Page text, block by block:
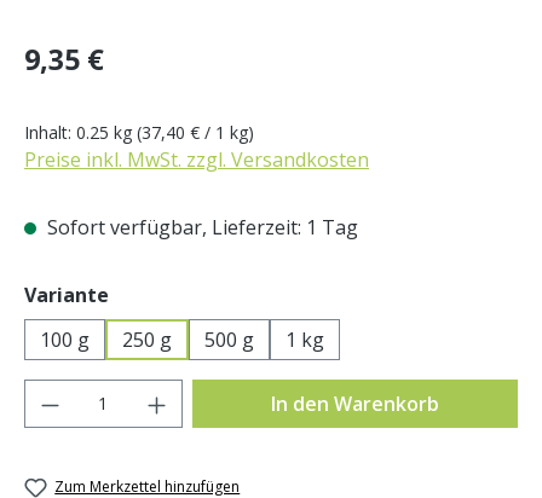
Regulärer Preis:
9,35 €
Inhalt: 0.25 kg (37,40 € / 1 kg)
Preise inkl. MwSt. zzgl. Versandkosten
Sofort verfügbar, Lieferzeit: 1 Tag
Variante
100 g
250 g 500 g 1 kg
Produkt Anzahl: Gib den gewünschten
In den Warenkorb
Zum Merkzettel hinzufügen